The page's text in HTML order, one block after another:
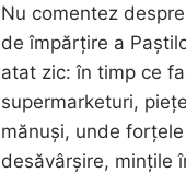
Nu comentez
de împărțire a
atat zic: în timp ce
supermarketuri,
mănuși, unde
desăvârșire, mințile